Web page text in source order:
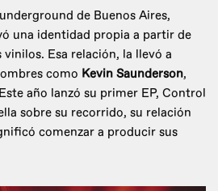
de Buenos Aires,
una identidad propia a partir de
Esa relación, la llevó a
como Kevin Saunderson,
año lanzó su primer EP, Control
sobre su recorrido, su relación
comenzar a producir sus